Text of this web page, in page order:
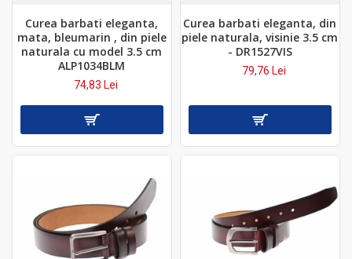
Curea barbati eleganta,
mata, bleumarin , din piele
naturala cu model 3.5 cm
ALP1034BLM
74,83 Lei
Curea barbati eleganta, din
piele naturala, visinie 3.5 cm
- DR1527VIS
79,76 Lei